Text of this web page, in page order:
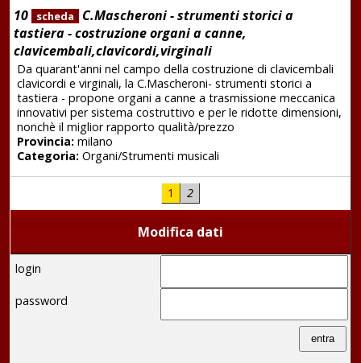
10 scheda
C.Mascheroni - strumenti storici a
tastiera - costruzione organi a canne,
clavicembali,clavicordi,virginali
Da quarant'anni nel campo della costruzione di clavicembali
clavicordi e virginali, la C.Mascheroni- strumenti storici a
tastiera - propone organi a canne a trasmissione meccanica
innovativi per sistema costruttivo e per le ridotte dimensioni,
nonchè il miglior rapporto qualità/prezzo
Provincia:milano
Categoria:Organi/Strumenti musicali
1 2
Modifica dati
login
password